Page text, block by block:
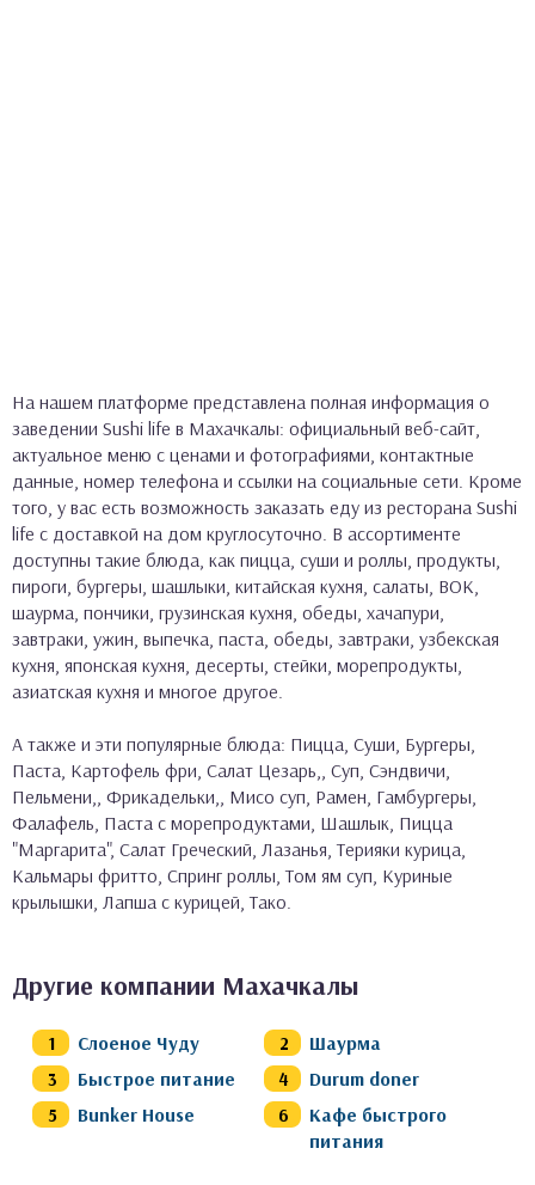
На нашем платформе представлена полная информация о
заведении Sushi life в Махачкалы: официальный веб-сайт,
актуальное меню с ценами и фотографиями, контактные
данные, номер телефона и ссылки на социальные сети. Кроме
того, у вас есть возможность заказать еду из ресторана Sushi
life с доставкой на дом круглосуточно. В ассортименте
доступны такие блюда, как пицца, суши и роллы, продукты,
пироги, бургеры, шашлыки, китайская кухня, салаты, ВОК,
шаурма, пончики, грузинская кухня, обеды, хачапури,
завтраки, ужин, выпечка, паста, обеды, завтраки, узбекская
кухня, японская кухня, десерты, стейки, морепродукты,
азиатская кухня и многое другое.
А также и эти популярные блюда: Пицца, Суши, Бургеры,
Паста, Картофель фри, Салат Цезарь,, Суп, Сэндвичи,
Пельмени,, Фрикадельки,, Мисо суп, Рамен, Гамбургеры,
Фалафель, Паста с морепродуктами, Шашлык, Пицца
"Маргарита", Салат Греческий, Лазанья, Терияки курица,
Кальмары фритто, Спринг роллы, Том ям суп, Куриные
крылышки, Лапша с курицей, Тако.
Другие компании Махачкалы
Слоеное Чуду
Шаурма
Быстрое питание
Durum doner
Bunker House
Кафе быстрого
питания